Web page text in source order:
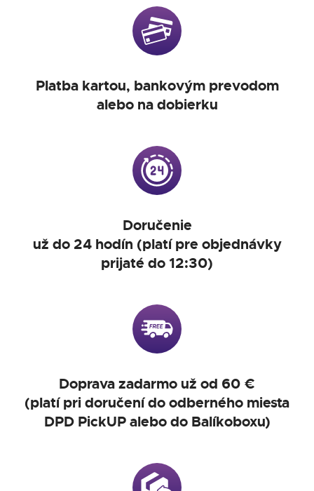
Platba kartou, bankovým prevodom
alebo na dobierku
Doručenie
už do 24 hodín (platí pre objednávky
prijaté do 12:30)
Doprava zadarmo už od 60 €
(platí pri doručení do odberného miesta
DPD PickUP alebo do Balíkoboxu)